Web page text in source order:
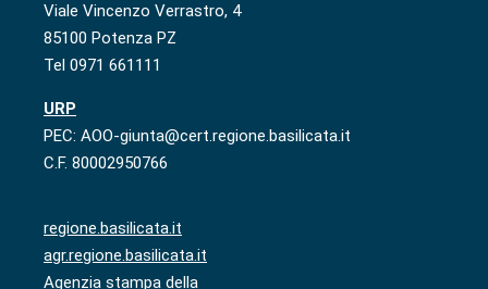
Viale Vincenzo Verrastro, 4
85100 Potenza PZ
Tel 0971 661111
URP
PEC: AOO-giunta@cert.regione.basilicata.it
C.F. 80002950766
regione.basilicata.it
agr.regione.basilicata.it
Agenzia stampa della